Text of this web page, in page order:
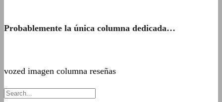
Probablemente la única columna dedicada…
vozed imagen columna reseñas